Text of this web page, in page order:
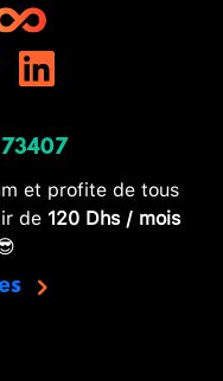
et profite de tous
de 120 Dhs / mois